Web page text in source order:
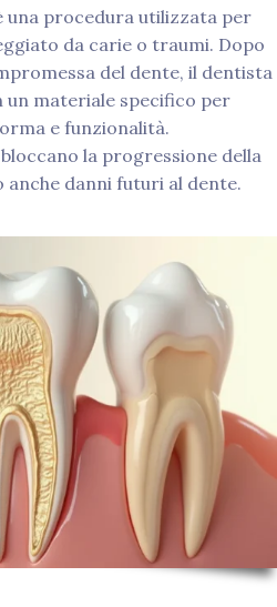
una procedura utilizzata per
da carie o traumi. Dopo
del dente, il dentista
un materiale specifico per
e funzionalità.
la progressione della
anche danni futuri al dente.